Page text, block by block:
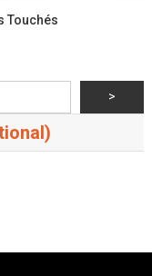
Touchés
>